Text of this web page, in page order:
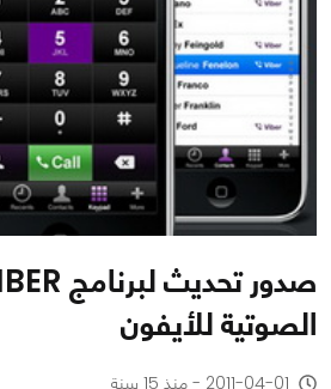
الصوتية للأيفون
2011-04-01 - منذ 15 سنة